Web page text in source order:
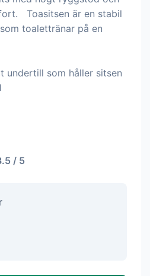
Toasitsen är en stabil
toalettränar på en
undertill som håller sitsen
/ 5